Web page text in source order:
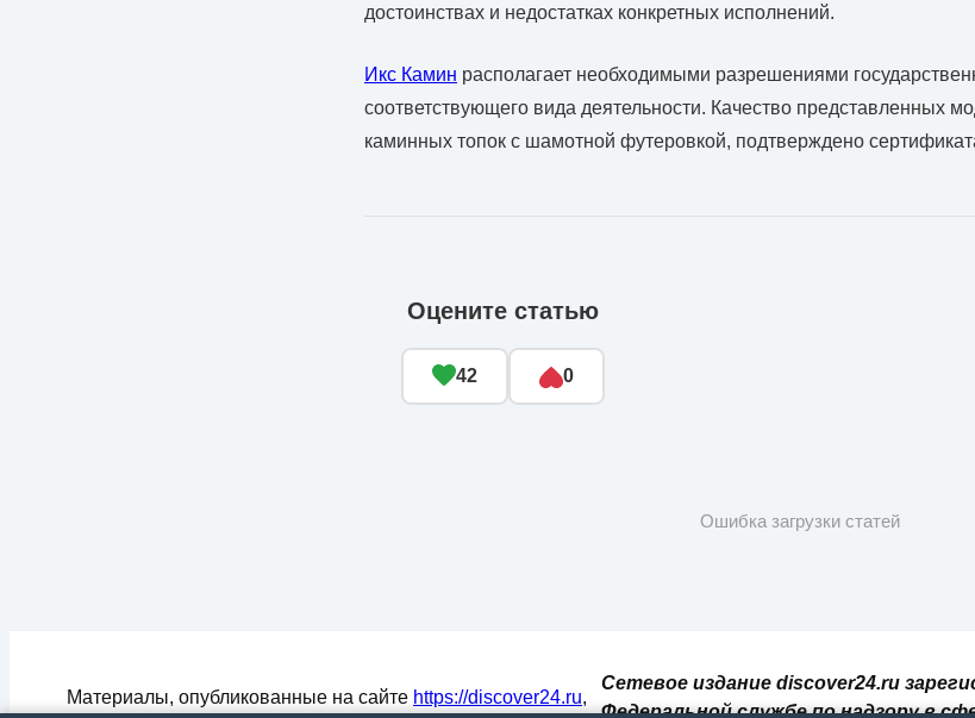
достоинствах и недостатках конкретных исполнений.
Икс Камин располагает необходимыми разрешениями
соответствующего вида деятельности. Качество представленных
каминных топок с шамотной футеровкой, подтверждено
Оцените статью
42 0
Ошибка загрузки статей
Сетевое издание discover24.ru
Федеральной службе по надзору в
Материалы, опубликованные на сайте https://discover24.ru,